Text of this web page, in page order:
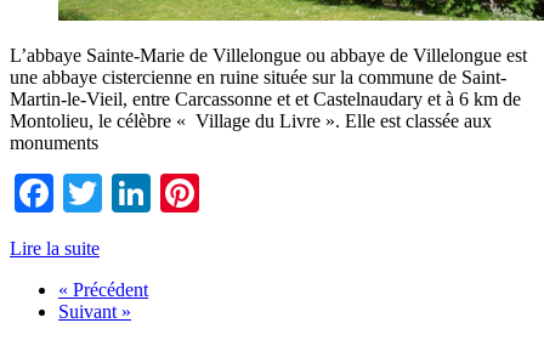
L’abbaye Sainte-Marie de Villelongue ou abbaye de Villelongue est
une abbaye cistercienne en ruine située sur la commune de Saint-
Martin-le-Vieil, entre Carcassonne et et Castelnaudary et à 6 km de
Montolieu, le célèbre « Village du Livre ». Elle est classée aux
monuments
Facebook
TwitterLinkedIn
Lire la suite
« Précédent
Suivant »